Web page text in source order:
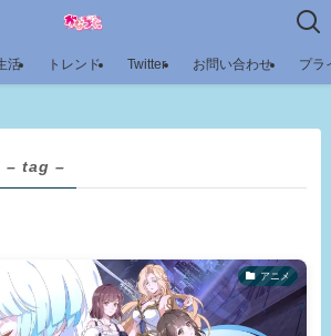
活 トレンド Twitter お問い合わせ プラ
– tag –
アニメ